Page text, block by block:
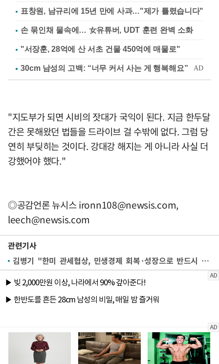
표창원, 남규리에 15년 만에 사과…"제가 틀렸습니다"
손 묶인채 물속에… 女유튜버, UDT 훈련 완벽 소화
"서장훈, 28억에 산 서초 건물 450억에 매물로"
"지도부가 되면 시비의 잣대가 국익이 된다. 지금 한두달
간은 못해왔던 법들을 드라이브 걸 수밖에 없다. 그럼 당
연히 부딪히는 것이다. 강대강 해지는 게 아니라 사실 더
강했어야 했다."
◎공감언론 뉴시스ironn108@newsis.com,
leech@newsis.com
관련기사
김병기 "한미 관세협상, 민생경제 회복·성장으로 반드시 연결…필요입법 신속 추진"